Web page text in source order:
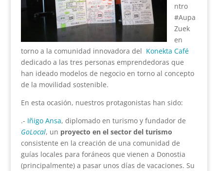
ntro
#Aupa
Zuek
en
torno a la comunidad innovadora del Konekta Café
dedicado a las tres personas emprendedoras que
han ideado modelos de negocio en torno al concepto
de la movilidad sostenible.
En esta ocasión, nuestros protagonistas han sido:
.- Iñigo Ansa, diplomado en turismo y fundador de
GoLocal, un proyecto en el sector del turismo
consistente en la creación de una comunidad de
guías locales para foráneos que vienen a Donostia
(principalmente) a pasar unos días de vacaciones. Su